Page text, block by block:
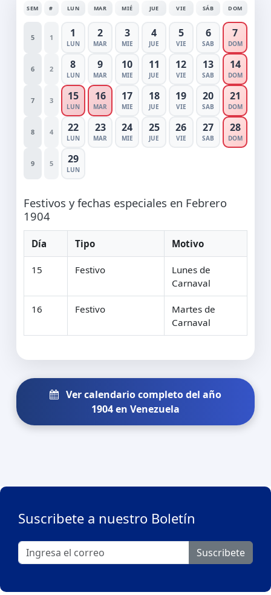
SEM # LUN MAR MIÉ JUE VIE SÁB DOM
5 1 1
LUN
2
MAR
3
MIE
4
JUE
5
VIE
6
SAB
7
DOM
6 2 8
LUN
9
MAR
10
MIE
11
JUE
12
VIE
13
SAB
14
DOM
7 3 15
LUN
16
MAR
17
MIE
18
JUE
19
VIE
20
SAB
21
DOM
8 4 22
LUN
23
MAR
24
MIE
25
JUE
26
VIE
27
SAB
28
DOM
9 5 29
LUN
Festivos y fechas especiales en Febrero
1904
Día Tipo Motivo
15 Festivo
Lunes de
Carnaval
16 Festivo
Martes de
Carnaval
Ver calendario completo del año
1904 en Venezuela
Suscribete a nuestro Boletín
Suscribete